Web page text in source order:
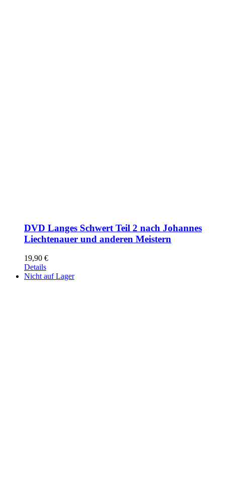
DVD Langes Schwert Teil 2 nach Johannes
Liechtenauer und anderen Meistern
19,90 €
Details
Nicht auf Lager